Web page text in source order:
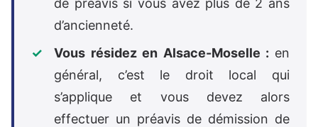
de préavis si vous avez plus de 2 ans
d’ancienneté.
Vous résidez en Alsace-Moselle : en
général, c’est le droit local qui
s’applique et vous devez alors
effectuer un préavis de démission de